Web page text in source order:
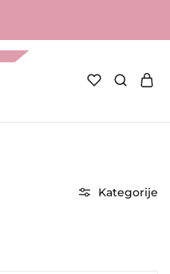
Kategorije